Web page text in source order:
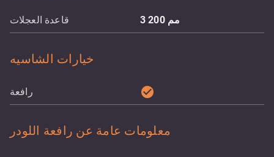
قاعدة العجلات 3 200 مم
خيارات الشاسيه
رافعة check_circle
معلومات عامة عن رافعة اللودر